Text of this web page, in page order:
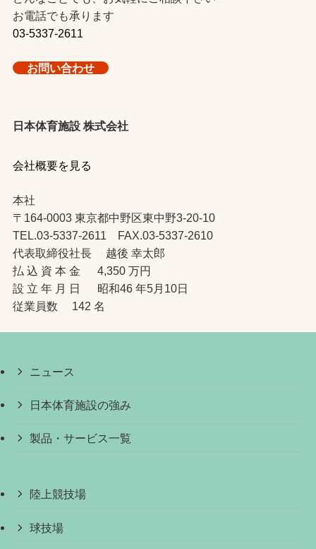
お電話でも承ります
03-5337-2611
お問い合わせ
日本体育施設 株式会社
会社概要を見る
本社
〒164-0003 東京都中野区東中野3-20-10
TEL.03-5337-2611 FAX.03-5337-2610
代表取締役社長 越後 幸太郎
払 込 資 本 金 4,350 万円
設 立 年 月 日 昭和46 年5月10日
従業員数 142 名
ニュース
日本体育施設の強み
製品・サービス一覧
陸上競技場
球技場